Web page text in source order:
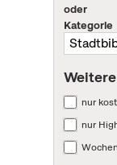
oder
Kategorie
nur
nur